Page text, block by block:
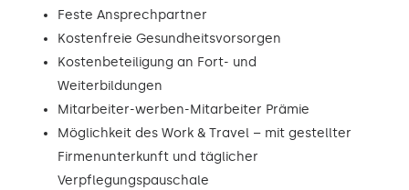
Feste Ansprechpartner
Kostenfreie Gesundheitsvorsorgen
Kostenbeteiligung an Fort- und
Weiterbildungen
Mitarbeiter-werben-Mitarbeiter Prämie
Möglichkeit des Work & Travel – mit gestellter
Firmenunterkunft und täglicher
Verpflegungspauschale